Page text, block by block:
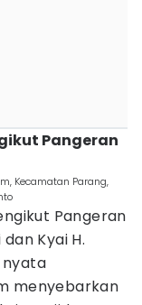
Pangeran
Kecamatan Parang,
Pangeran
Kyai H.
nyata
menyebarkan